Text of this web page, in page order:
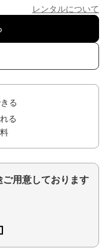
レンタルについて
る
る
用意しております